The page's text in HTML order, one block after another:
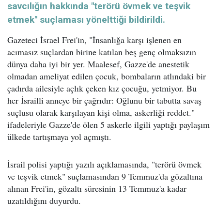
savcılığın hakkında "terörü övmek ve teşvik
etmek" suçlaması yönelttiği bildirildi.
Gazeteci İsrael Frei'in, "İnsanlığa karşı işlenen en
acımasız suçlardan birine katılan beş genç olmaksızın
dünya daha iyi bir yer. Maalesef, Gazze'de anestetik
olmadan ameliyat edilen çocuk, bombaların atlındaki bir
çadırda ailesiyle açlık çeken kız çocuğu, yetmiyor. Bu
her İsrailli anneye bir çağrıdır: Oğlunu bir tabutta savaş
suçlusu olarak karşılayan kişi olma, askerliği reddet."
ifadeleriyle Gazze'de ölen 5 askerle ilgili yaptığı paylaşım
ülkede tartışmaya yol açmıştı.
İsrail polisi yaptığı yazılı açıklamasında, "terörü övmek
ve teşvik etmek" suçlamasından 9 Temmuz'da gözaltına
alınan Frei'in, gözaltı süresinin 13 Temmuz'a kadar
uzatıldığını duyurdu.